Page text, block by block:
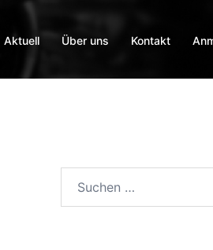
Aktuell Über uns Kontakt